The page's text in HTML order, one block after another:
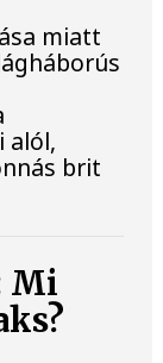
miatt
alól,
brit
Mi